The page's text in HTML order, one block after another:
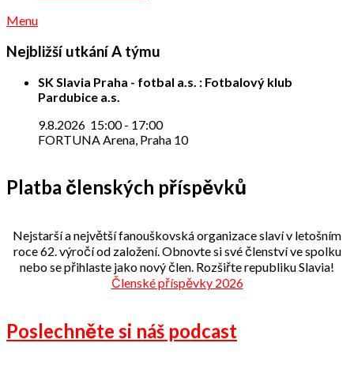
Menu
Nejbližší utkání A týmu
SK Slavia Praha - fotbal a.s. : Fotbalový klub
Pardubice a.s.
9.8.2026 15:00- 17:00
FORTUNA Arena, Praha 10
Platba členských příspěvků
Nejstarší a největší fanouškovská organizace slaví v letošním
roce 62. výročí od založení. Obnovte si své členství ve spolku
nebo se přihlaste jako nový člen. Rozšiřte republiku Slavia!
Členské příspěvky 2026
Poslechněte si náš podcast